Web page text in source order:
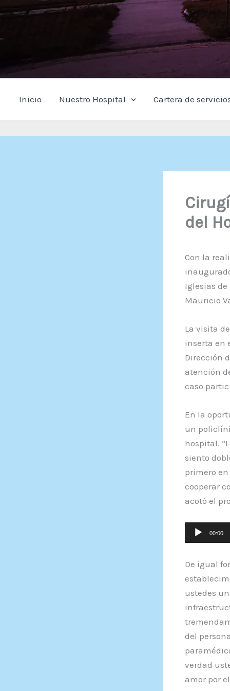
Inicio Nuestro Hospital Cartera de
del
Con la
Iglesias
Mauricio
La visita
inserta en
Dirección
atención
caso
En la
un
hospital.
siento
primero
cooperar
acotó el
de
00:00
De igual
ustedes
del
verdad
amor por